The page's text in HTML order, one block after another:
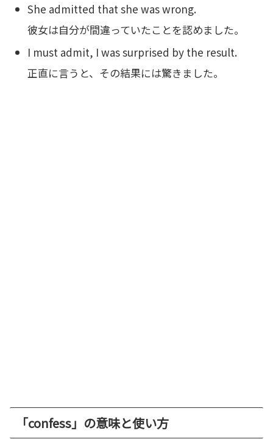
She admitted that she was wrong.
彼女は自分が間違っていたことを認めました。
I must admit, I was surprised by the result.
正直に言うと、その結果には驚きました。
「confess」の意味と使い方